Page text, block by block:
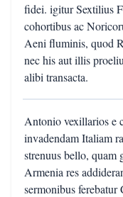
fidei. igitur Sextilius
cohortibus ac
Aeni fluminis, quod
nec his aut illis
alibi transacta.
Antonio vexillarios e
invadendam Italiam
strenuus bello, quam
Armenia res
sermonibus